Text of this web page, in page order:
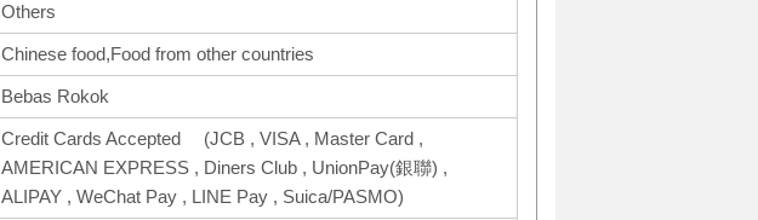
Others
Chinese food,Food from other countries
Bebas Rokok
Credit Cards Accepted (JCB , VISA , Master Card ,
AMERICAN EXPRESS , Diners Club , UnionPay(銀聯) ,
ALIPAY , WeChat Pay , LINE Pay , Suica/PASMO)